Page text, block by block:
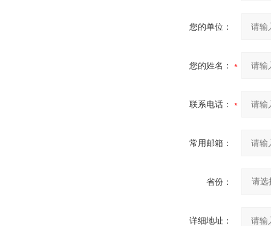
您的单位：
您的姓名：
联系电话：
常用邮箱：
省份：
详细地址：